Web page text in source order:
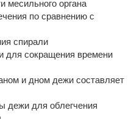
месильного органа
по сравнению с
спирали
для сокращения времени
и дном дежи составляет
дежи для облегчения